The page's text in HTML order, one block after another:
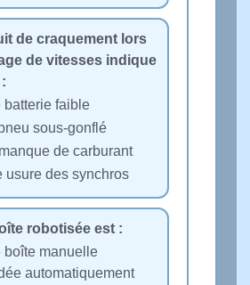
de craquement lors
de vitesses indique
batterie faible
sous-gonflé
de carburant
usure des synchros
robotisée est :
boîte manuelle
automatiquement